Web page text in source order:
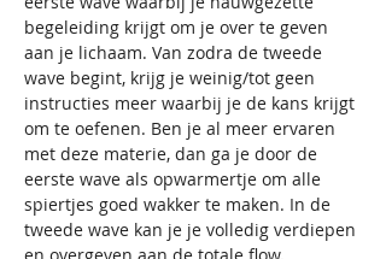
begeleiding krijgt om je over te geven
aan je lichaam. Van zodra de tweede
wave begint, krijg je weinig/tot geen
instructies meer waarbij je de kans krijgt
om te oefenen. Ben je al meer ervaren
met deze materie, dan ga je door de
eerste wave als opwarmertje om alle
spiertjes goed wakker te maken. In de
tweede wave kan je je volledig verdiepen
en overgeven aan de totale flow.